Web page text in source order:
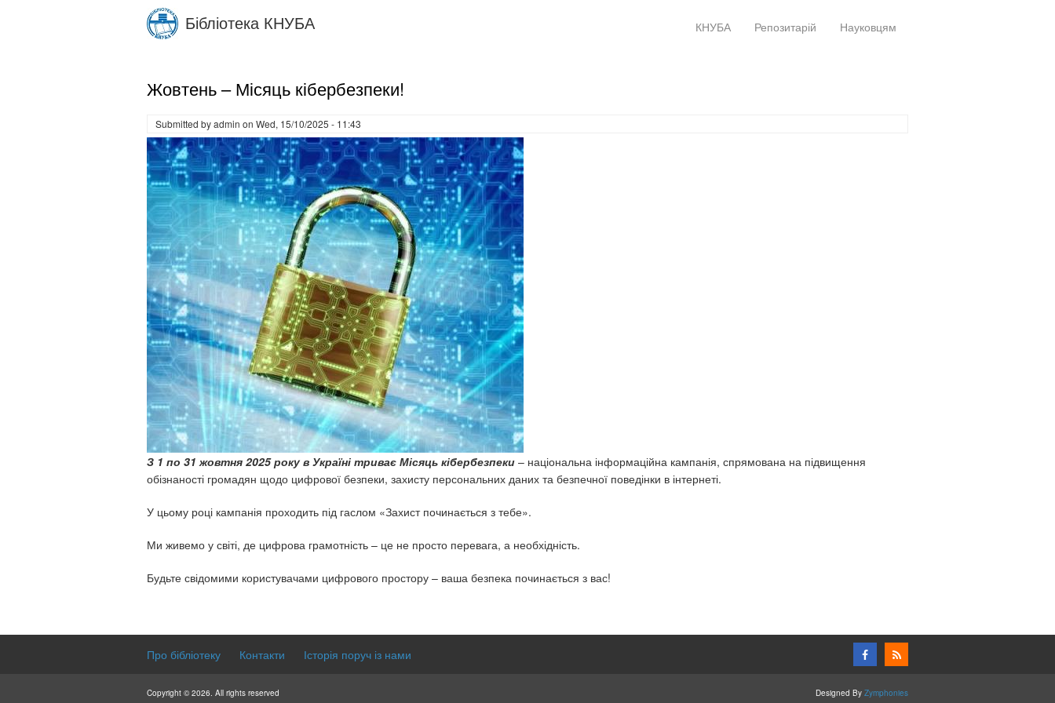
Бібліотека КНУБА КНУБА Репозитарій Науковцям
Жовтень – Місяць кібербезпеки!
Submitted byadmin on Wed, 15/10/2025 - 11:43
З 1 по 31 жовтня 2025 року в Україні триває Місяць кібербезпеки – національна інформаційна кампанія, спрямована на підвищення
обізнаності громадян щодо цифрової безпеки, захисту персональних даних та безпечної поведінки в інтернеті.
У цьому році кампанія проходить під гаслом «Захист починається з тебе».
Ми живемо у світі, де цифрова грамотність – це не просто перевага, а необхідність.
Будьте свідомими користувачами цифрового простору – ваша безпека починається з вас!
Про бібліотеку Контакти Історія поруч із нами
Copyright © 2026. All rights reserved Designed By Zymphonies